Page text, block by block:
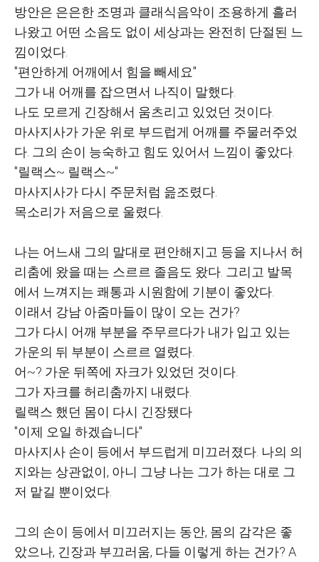
방안은 은은한 조명과 클래식음악이 조용하게 흘러
나왔고 어떤 소음도 없이 세상과는 완전히 단절된 느
낌이었다.
"편안하게 어깨에서 힘을 빼세요"
그가 내 어깨를 잡으면서 나직이 말했다.
나도 모르게 긴장해서 움츠리고 있었던 것이다.
마사지사가 가운 위로 부드럽게 어깨를 주물러주었
다. 그의 손이 능숙하고 힘도 있어서 느낌이 좋았다.
"릴랙스~ 릴랙스~"
마사지사가 다시 주문처럼 읊조렸다.
목소리가 저음으로 울렸다.
나는 어느새 그의 말대로 편안해지고 등을 지나서 허
리춤에 왔을 때는 스르르 졸음도 왔다. 그리고 발목
에서 느껴지는 쾌통과 시원함에 기분이 좋았다.
이래서 강남 아줌마들이 많이 오는 건가?
그가 다시 어깨 부분을 주무르다가 내가 입고 있는
가운의 뒤 부분이 스르르 열렸다.
어~? 가운 뒤쪽에 자크가 있었던 것이다.
그가 자크를 허리춤까지 내렸다.
릴랙스 했던 몸이 다시 긴장됐다
"이제 오일 하겠습니다"
마사지사 손이 등에서 부드럽게 미끄러졌다. 나의 의
지와는 상관없이, 아니 그냥 나는 그가 하는 대로 그
저 맡길 뿐이었다.
그의 손이 등에서 미끄러지는 동안, 몸의 감각은 좋
았으나, 긴장과 부끄러움, 다들 이렇게 하는 건가? A